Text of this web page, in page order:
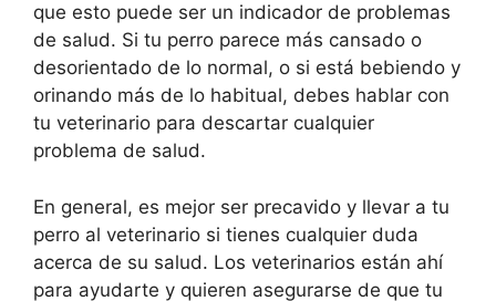
que esto puede ser un indicador de problemas
de salud. Si tu perro parece más cansado o
desorientado de lo normal, o si está bebiendo y
orinando más de lo habitual, debes hablar con
tu veterinario para descartar cualquier
problema de salud.
En general, es mejor ser precavido y llevar a tu
perro al veterinario si tienes cualquier duda
acerca de su salud. Los veterinarios están ahí
para ayudarte y quieren asegurarse de que tu